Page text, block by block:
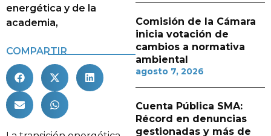
energética y de la
academia,
COMPARTIR
Comisión de la Cámara
inicia votación de
cambios a normativa
ambiental
agosto 7, 2026
Cuenta Pública SMA:
Récord en denuncias
gestionadas y más de